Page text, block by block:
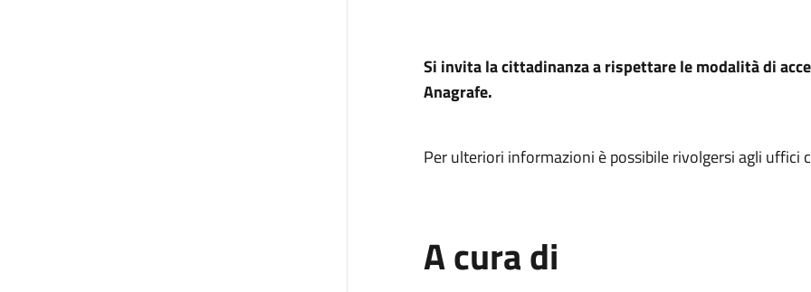
Si invita la cittadinanza a rispettare le modalità di
Anagrafe.
Per ulteriori informazioni è possibile rivolgersi agli uffici
A cura di